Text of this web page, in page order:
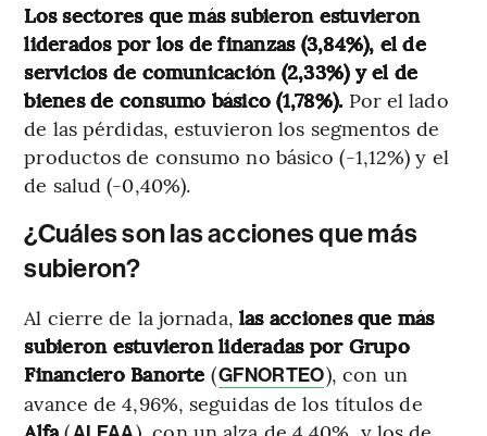
Los sectores que más subieron estuvieron
liderados por los de finanzas (3,84%), el de
servicios de comunicación (2,33%) y el de
bienes de consumo básico (1,78%). Por el lado
de las pérdidas, estuvieron los segmentos de
productos de consumo no básico (-1,12%) y el
de salud (-0,40%).
¿Cuáles son las acciones que más
subieron?
Al cierre de la jornada, las acciones que más
subieron estuvieron lideradas por Grupo
Financiero Banorte (GFNORTEO), con un
avance de 4,96%, seguidas de los títulos de